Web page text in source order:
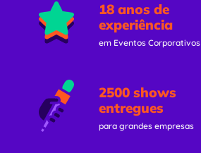
18 anos de
experiência
em Eventos Corporativos
2500 shows
entregues
para grandes empresas